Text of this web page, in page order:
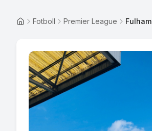
Hem Fotboll Premier League Fulham